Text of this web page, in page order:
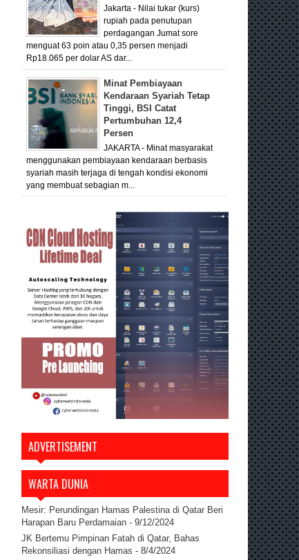
Jakarta - Nilai tukar (kurs)
rupiah pada penutupan
perdagangan Jumat sore
menguat 63 poin atau 0,35 persen menjadi
Rp18.065 per dolar AS dar...
Minat Pembiayaan
Kendaraan Syariah Tetap
Tinggi, BSI Catat
Pertumbuhan 12,4
Persen
JAKARTA - Minat masyarakat
menggunakan pembiayaan kendaraan berbasis
syariah masih terjaga di tengah kondisi ekonomi
yang membuat sebagian m...
ADVERTISEMENT
WARTA DUNIA
Mesir: Perundingan Hamas Palestina di Qatar Beri
Harapan Baru Perdamaian - 9/12/2024
JK Bertemu Pimpinan Fatah di Qatar, Bahas
Rekonsiliasi dengan Hamas - 8/4/2024